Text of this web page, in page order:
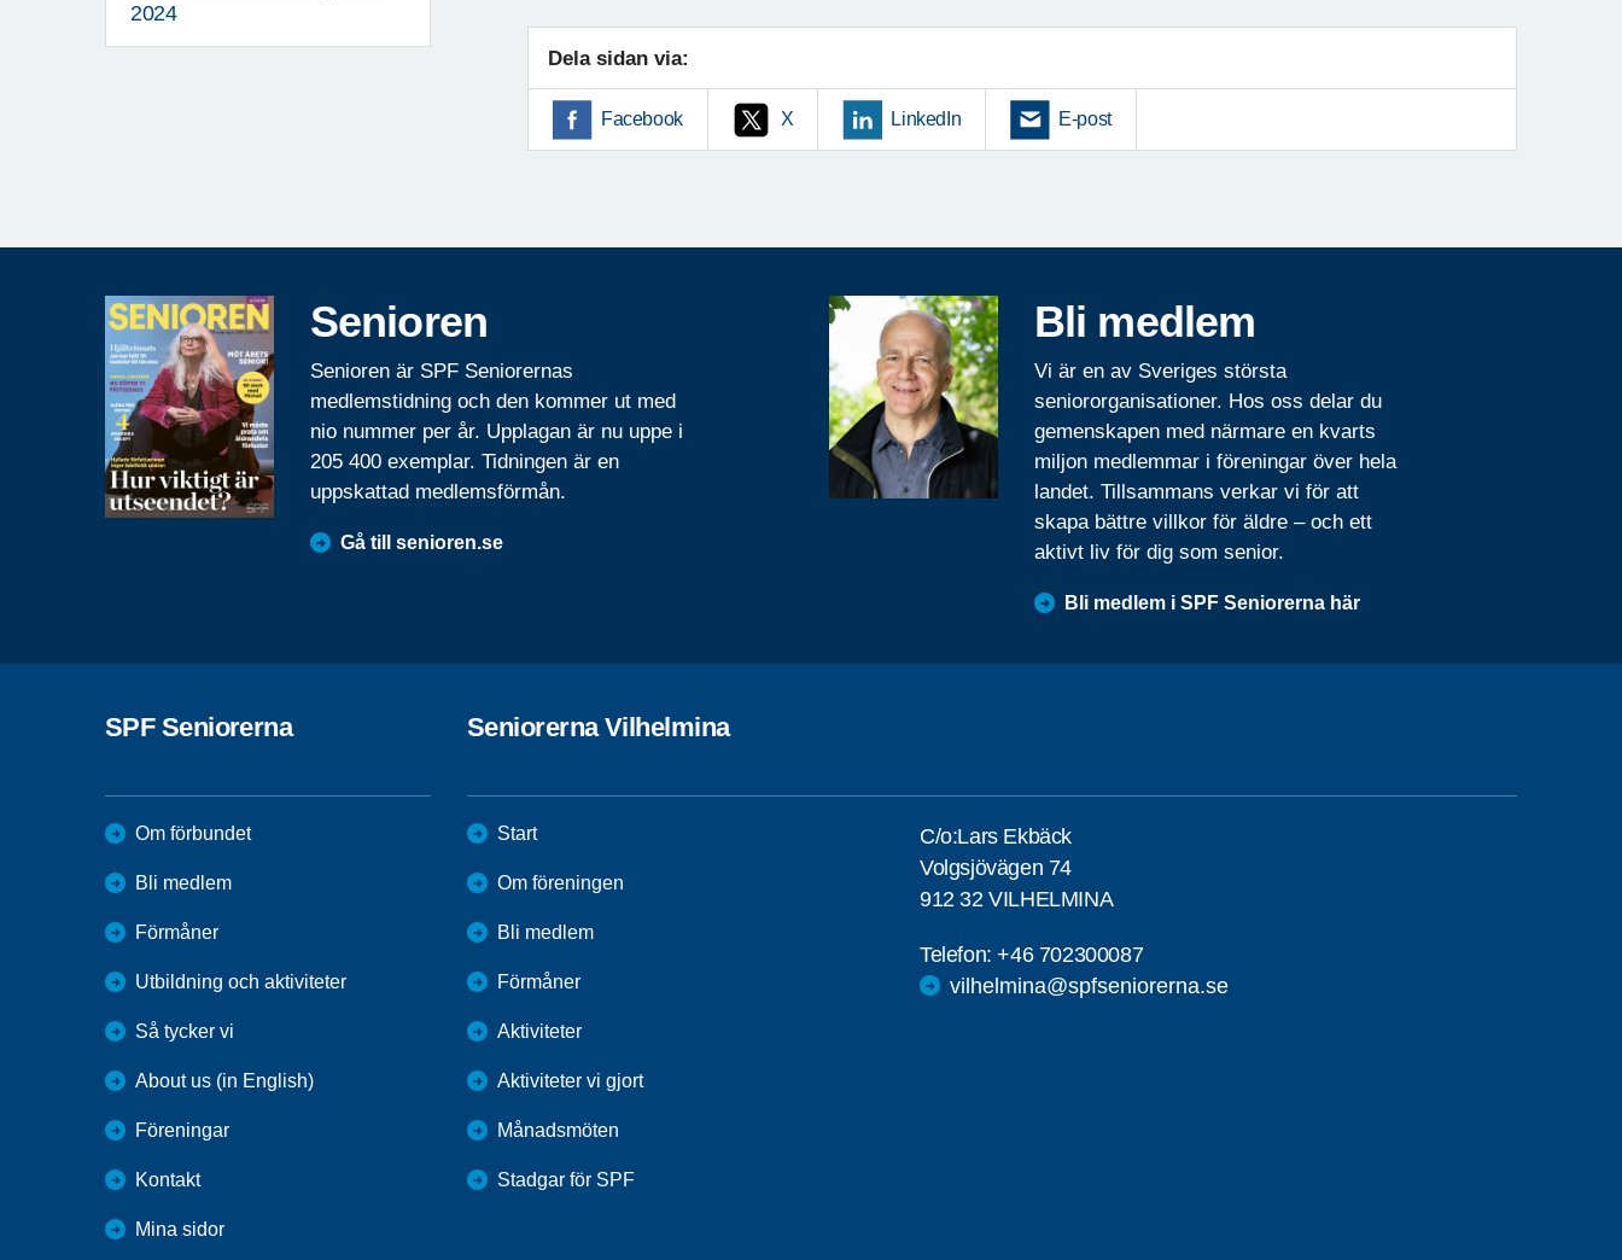
2024
Dela sidan via:
Facebook X LinkedIn E-post
Senioren
Senioren är SPF Seniorernas
medlemstidning och den kommer ut med
nio nummer per år. Upplagan är nu uppe i
205 400 exemplar. Tidningen är en
uppskattad medlemsförmån.
Gå till senioren.se
Bli medlem
Vi är en av Sveriges största
seniororganisationer. Hos oss delar du
gemenskapen med närmare en kvarts
miljon medlemmar i föreningar över hela
landet. Tillsammans verkar vi för att
skapa bättre villkor för äldre – och ett
aktivt liv för dig som senior.
Bli medlem i SPF Seniorerna här
SPF Seniorerna
Om förbundet
Bli medlem
Förmåner
Utbildning och aktiviteter
Så tycker vi
About us (in English)
Föreningar
Kontakt
Mina sidor
Seniorerna Vilhelmina
Start
Om föreningen
Bli medlem
Förmåner
Aktiviteter
Aktiviteter vi gjort
Månadsmöten
Stadgar för SPF
C/o:Lars Ekbäck
Volgsjövägen 74
912 32 VILHELMINA
Telefon:+46 702300087
vilhelmina@spfseniorerna.se